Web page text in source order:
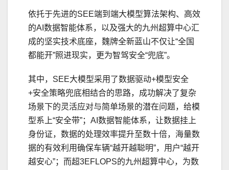
依托于先进的SEE端到端大模型算法架构、高效
的AI数据智能体系，以及强大的九州超算中心汇
成的坚实技术底座，魏牌全新蓝山不仅让“全国
都能开”照进现实，更为智驾安全“兜底”。
其中，SEE大模型采用了数据驱动+模型安全
+安全策略兜底相结合的思路，成功解决了复杂
场景下的灵活应对与简单场景的潜在问题，给模
型系上“安全带”；AI数据智能体系，让数据挂上
身份证，数据的处理效率提升至数十倍，海量数
据的有效利用确保车辆“越开越聪明”，用户“越开
越安心”；而超3EFLOPS的九州超算中心，为数